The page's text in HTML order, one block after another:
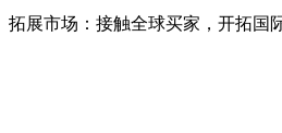
拓展市场：接触全球买家，开拓国